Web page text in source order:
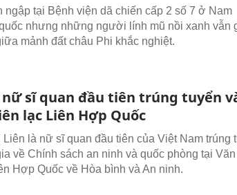
ngập tại Bệnh viện dã chiến cấp 2 số 7 ở Nam
nhưng những người lính mũ nồi xanh vẫn
mảnh đất châu Phi khắc nghiệt.
sĩ quan đầu tiên trúng tuyển
lạc Liên Hợp Quốc
là nữ sĩ quan đầu tiên của Việt Nam trúng
về Chính sách an ninh và quốc phòng tại Văn
Hợp Quốc về Hòa bình và An ninh.